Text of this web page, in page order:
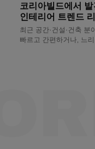
코리아빌드에서 발
인테리어 트렌드
최근 공간·건설·건축 분
빠르고 간편하거나, 느